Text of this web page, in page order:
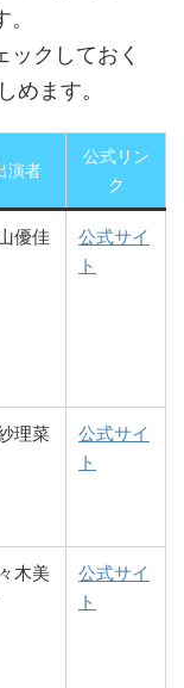
クしておく
めます。
演者
公式リン
ク
優佳
公式サイ
ト
理菜
公式サイ
ト
木美
公式サイ
ト